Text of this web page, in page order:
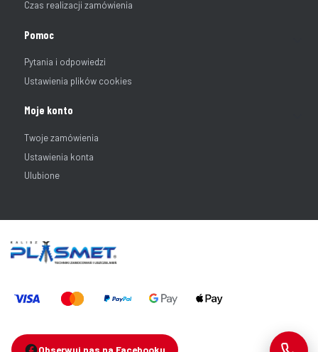
Czas realizacji zamówienia
Pomoc
Pytania i odpowiedzi
Ustawienia plików cookies
Moje konto
Twoje zamówienia
Ustawienia konta
Ulubione
Obserwuj nas na Facebooku